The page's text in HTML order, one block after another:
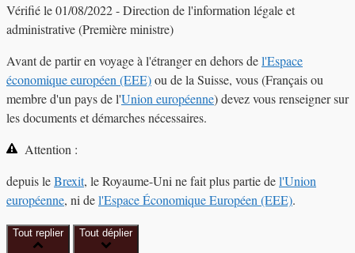
Vérifié le 01/08/2022 - Direction de l'information légale et
administrative (Première ministre)
Avant de partir en voyage à l'étranger en dehors del'Espace
économique européen (EEE)ou de la Suisse, vous (Français ou
membre d'un pays de l'Union européenne) devez vous renseigner sur
les documents et démarches nécessaires.
Attention :
depuis leBrexit, le Royaume-Uni ne fait plus partie del'Union
européenne, ni del'Espace Économique Européen (EEE).
Tout replier Tout déplier